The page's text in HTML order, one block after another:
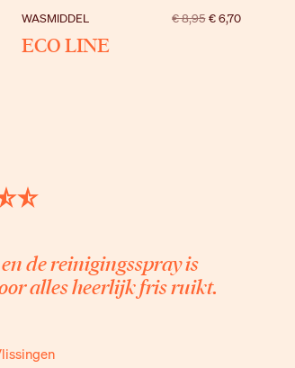
WASMIDDEL
€ 8,95 € 6,70
ECO LINE
de reinigingsspray is
alles heerlijk fris ruikt.